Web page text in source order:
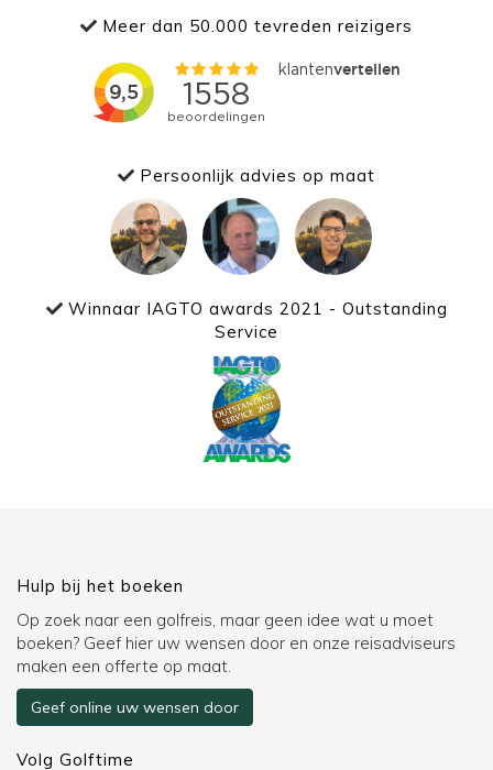
Meer dan 50.000 tevreden reizigers
Persoonlijk advies op maat
Winnaar IAGTO awards 2021 - Outstanding
Service
Hulp bij het boeken
Op zoek naar een golfreis, maar geen idee wat u moet
boeken? Geef hier uw wensen door en onze reisadviseurs
maken een offerte op maat.
Geef online uw wensen door
Volg Golftime